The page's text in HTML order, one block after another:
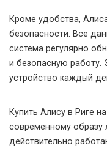
Кроме удобства,
безопасности. Все
система регулярно
и безопасную работу.
устройство каждый
Купить Алису в Риге на
современному образу
действительно